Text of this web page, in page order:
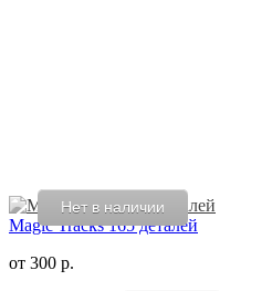
Нет в наличии
Magic Tracks 165 деталей
от 300 р.